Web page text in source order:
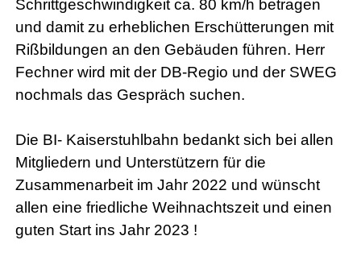
Schrittgeschwindigkeit ca. 80 km/h betragen
und damit zu erheblichen Erschütterungen mit
Rißbildungen an den Gebäuden führen. Herr
Fechner wird mit der DB-Regio und der SWEG
nochmals das Gespräch suchen.
Die BI- Kaiserstuhlbahn bedankt sich bei allen
Mitgliedern und Unterstützern für die
Zusammenarbeit im Jahr 2022 und wünscht
allen eine friedliche Weihnachtszeit und einen
guten Start ins Jahr 2023 !